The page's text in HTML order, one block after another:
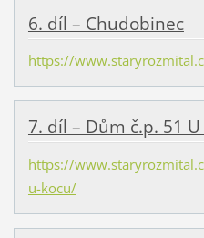
6. díl – Chudobinec
https://
7. díl – Dům č.p. 51 U
https://
u-kocu/